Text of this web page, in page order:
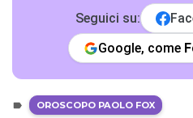
Seguici su:
Google, come
OROSCOPO PAOLO FOX